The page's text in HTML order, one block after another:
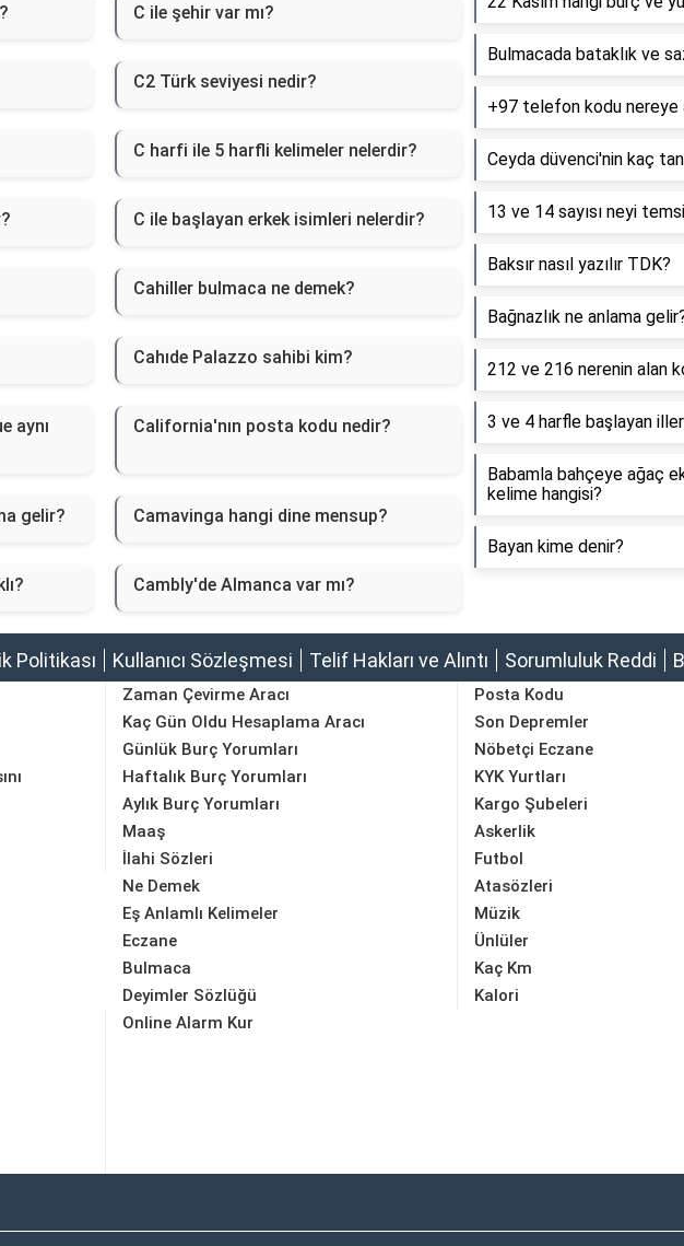
C ile şehir var mı?
C2 Türk seviyesi nedir?
C harfi ile 5 harfli kelimeler nelerdir?
C ile başlayan erkek isimleri nelerdir?
Cahiller bulmaca ne demek?
Cahıde Palazzo sahibi kim?
aynı
California'nın posta kodu nedir?
gelir? Camavinga hangi dine mensup?
Cambly'de Almanca var mı?
Bulmacada bataklık ve
+97 telefon kodu nereye
Ceyda düvenci'nin kaç
13 ve 14 sayısı neyi
Baksır nasıl yazılır TDK?
Bağnazlık ne anlama
212 ve 216 nerenin alan
3 ve 4 harfle başlayan
Babamla bahçeye ağaç
kelime hangisi?
Bayan kime denir?
Politikası Kullanıcı Sözleşmesi Telif Hakları ve Alıntı Sorumluluk Reddi
Zaman Çevirme Aracı
Kaç Gün Oldu Hesaplama Aracı
Günlük Burç Yorumları
Haftalık Burç Yorumları
Aylık Burç Yorumları
Maaş
Posta Kodu
Son Depremler
Nöbetçi Eczane
KYK Yurtları
Kargo Şubeleri
Askerlik
İlahi Sözleri
Ne Demek
Eş Anlamlı Kelimeler
Eczane
Bulmaca
Deyimler Sözlüğü
Futbol
Atasözleri
Müzik
Ünlüler
Kaç Km
Kalori
Online Alarm Kur